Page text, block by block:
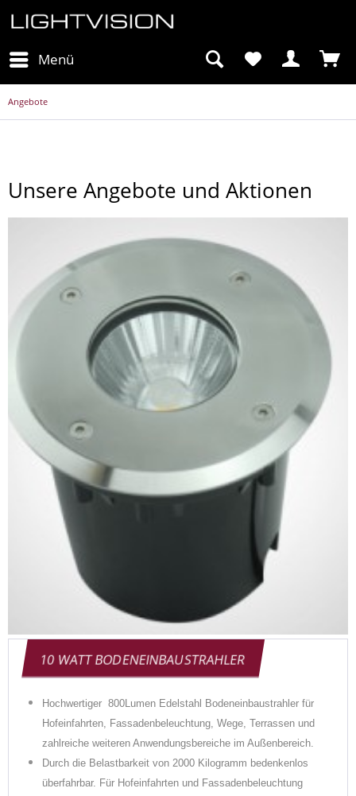
Menü
Angebote
Unsere Angebote und Aktionen
10 WATT BODENEINBAUSTRAHLER
Hochwertiger 800Lumen Edelstahl Bodeneinbaustrahler für
Hofeinfahrten, Fassadenbeleuchtung, Wege, Terrassen und
zahlreiche weiteren Anwendungsbereiche im Außenbereich.
Durch die Belastbarkeit von 2000 Kilogramm bedenkenlos
überfahrbar. Für Hofeinfahrten und Fassadenbeleuchtung